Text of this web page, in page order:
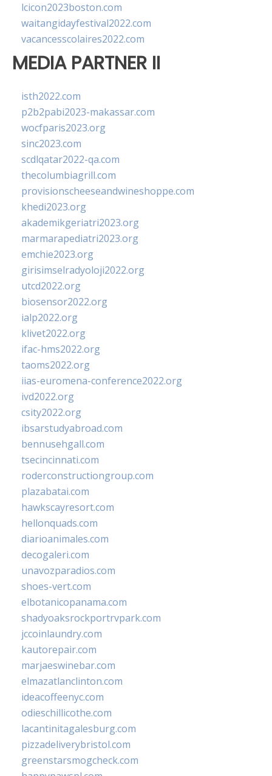
lcicon2023boston.com
waitangidayfestival2022.com
vacancesscolaires2022.com
MEDIA PARTNER II
isth2022.com
p2b2pabi2023-makassar.com
wocfparis2023.org
sinc2023.com
scdlqatar2022-qa.com
thecolumbiagrill.com
provisionscheeseandwineshoppe.com
khedi2023.org
akademikgeriatri2023.org
marmarapediatri2023.org
emchie2023.org
girisimselradyoloji2022.org
utcd2022.org
biosensor2022.org
ialp2022.org
klivet2022.org
ifac-hms2022.org
taoms2022.org
iias-euromena-conference2022.org
ivd2022.org
csity2022.org
ibsarstudyabroad.com
bennusehgall.com
tsecincinnati.com
roderconstructiongroup.com
plazabatai.com
hawkscayresort.com
hellonquads.com
diarioanimales.com
decogaleri.com
unavozparadios.com
shoes-vert.com
elbotanicopanama.com
shadyoaksrockportrvpark.com
jccoinlaundry.com
kautorepair.com
marjaeswinebar.com
elmazatlanclinton.com
ideacoffeenyc.com
odieschillicothe.com
lacantinitagalesburg.com
pizzadeliverybristol.com
greenstarsmogcheck.com